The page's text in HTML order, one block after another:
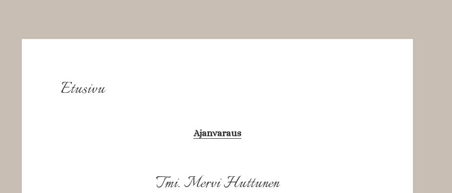
Etusivu
Ajanvaraus
Tmi. Mervi Huttunen